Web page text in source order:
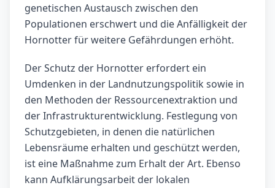
genetischen Austausch zwischen den
Populationen erschwert und die Anfälligkeit der
Hornotter für weitere Gefährdungen erhöht.
Der Schutz der Hornotter erfordert ein
Umdenken in der Landnutzungspolitik sowie in
den Methoden der Ressourcenextraktion und
der Infrastrukturentwicklung. Festlegung von
Schutzgebieten, in denen die natürlichen
Lebensräume erhalten und geschützt werden,
ist eine Maßnahme zum Erhalt der Art. Ebenso
kann Aufklärungsarbeit der lokalen